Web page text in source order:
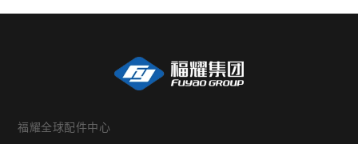
福耀全球配件中心